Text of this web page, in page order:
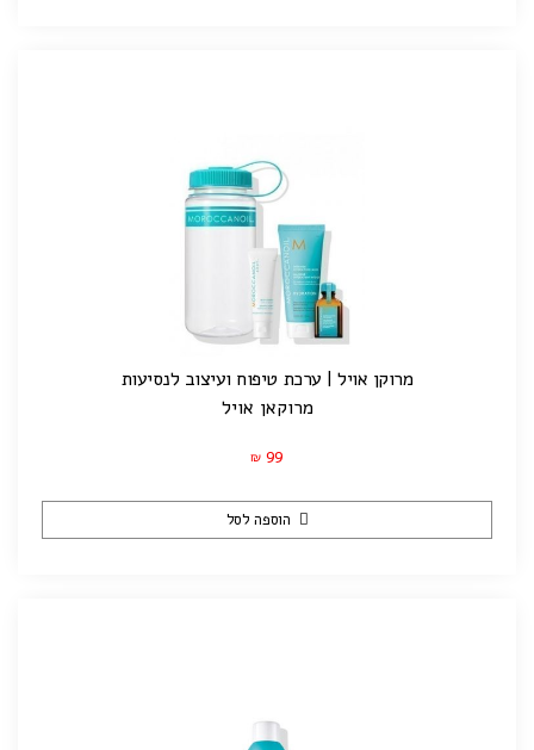
מרוקן אויל | ערכת טיפוח ועיצוב לנסיעות
מרוקאן אויל
₪ 99
הוספה לסל